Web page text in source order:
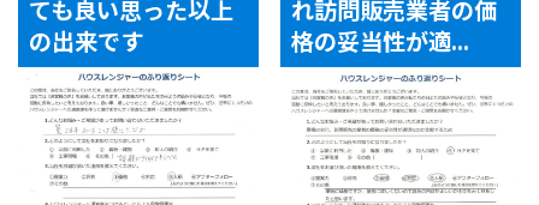
ても良い思った以上
の出来です
れ訪問販売業者の価
格の妥当性が適...